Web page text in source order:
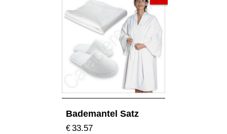
Bademantel Satz
€33.57